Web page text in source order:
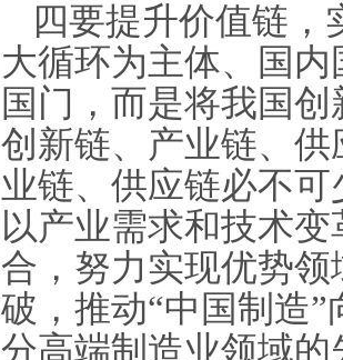
四要提升价值链，
大循环为主体、国
国门，而是将我国
创新链、产业链、
业链、供应链必不
以产业需求和技术
合，努力实现优势
破，推动“中国制造
分高端制造业领域